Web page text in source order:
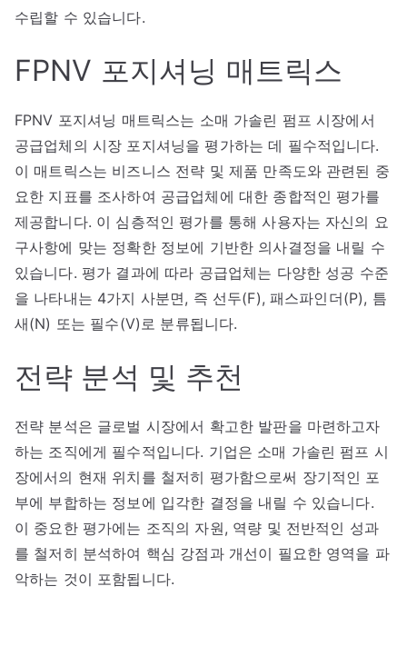
수립할 수 있습니다.
FPNV 포지셔닝 매트릭스
FPNV 포지셔닝 매트릭스는 소매 가솔린 펌프 시장에서
공급업체의 시장 포지셔닝을 평가하는 데 필수적입니다.
이 매트릭스는 비즈니스 전략 및 제품 만족도와 관련된 중
요한 지표를 조사하여 공급업체에 대한 종합적인 평가를
제공합니다. 이 심층적인 평가를 통해 사용자는 자신의 요
구사항에 맞는 정확한 정보에 기반한 의사결정을 내릴 수
있습니다. 평가 결과에 따라 공급업체는 다양한 성공 수준
을 나타내는 4가지 사분면, 즉 선두(F), 패스파인더(P), 틈
새(N) 또는 필수(V)로 분류됩니다.
전략 분석 및 추천
전략 분석은 글로벌 시장에서 확고한 발판을 마련하고자
하는 조직에게 필수적입니다. 기업은 소매 가솔린 펌프 시
장에서의 현재 위치를 철저히 평가함으로써 장기적인 포
부에 부합하는 정보에 입각한 결정을 내릴 수 있습니다.
이 중요한 평가에는 조직의 자원, 역량 및 전반적인 성과
를 철저히 분석하여 핵심 강점과 개선이 필요한 영역을 파
악하는 것이 포함됩니다.